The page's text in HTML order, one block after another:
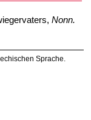
Nonn.
Sprache.